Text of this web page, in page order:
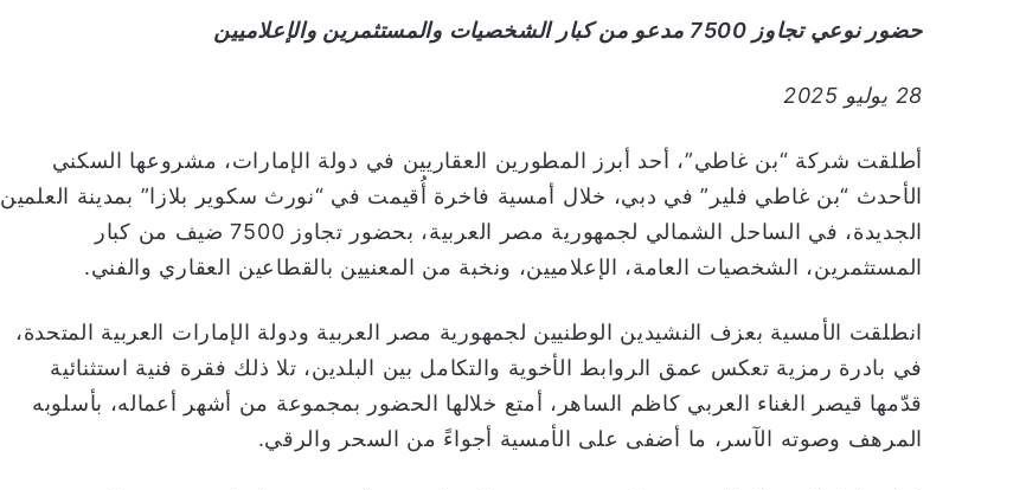
حضور نوعي تجاوز 7500 مدعو من كبار الشخصيات والمستثمرين والإعلاميين
28 يوليو 2025
أطلقت شركة “بن غاطي”، أحد أبرز المطورين العقاريين في دولة الإمارات، مشروعها السكني
الأحدث “بن غاطي فلير” في دبي، خلال أمسية فاخرة أُقيمت في “نورث سكوير بلازا” بمدينة العلمين
الجديدة، في الساحل الشمالي لجمهورية مصر العربية، بحضور تجاوز 7500 ضيف من كبار
المستثمرين، الشخصيات العامة، الإعلاميين، ونخبة من المعنيين بالقطاعين العقاري والفني.
انطلقت الأمسية بعزف النشيدين الوطنيين لجمهورية مصر العربية ودولة الإمارات العربية المتحدة،
في بادرة رمزية تعكس عمق الروابط الأخوية والتكامل بين البلدين، تلا ذلك فقرة فنية استثنائية
قدّمها قيصر الغناء العربي كاظم الساهر، أمتع خلالها الحضور بمجموعة من أشهر أعماله، بأسلوبه
المرهف وصوته الآسر، ما أضفى على الأمسية أجواءً من السحر والرقي.